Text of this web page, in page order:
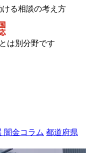
る相談の考え方
は別分野です
闇金コラム 都道府県